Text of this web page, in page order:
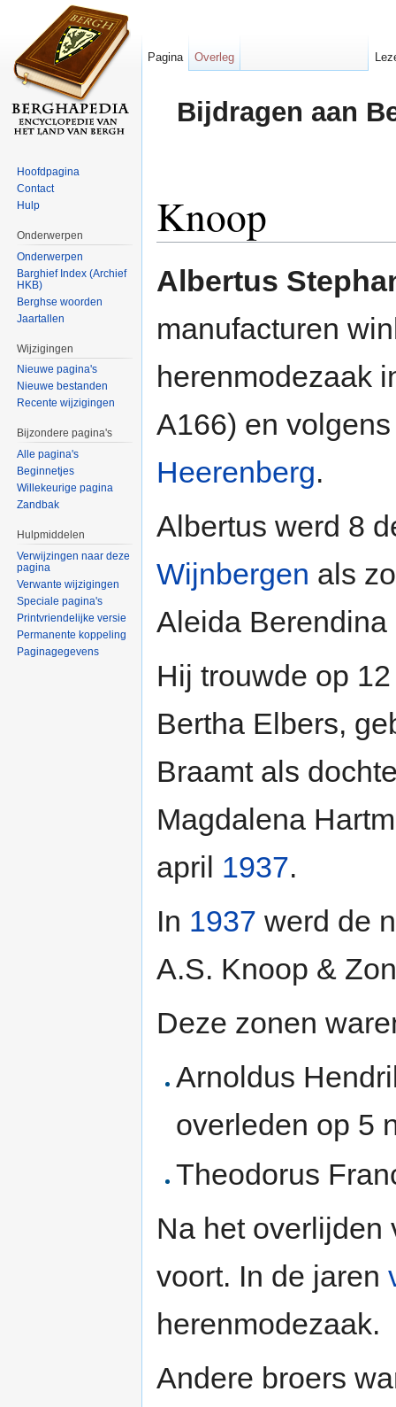
Bijdragen aan
Knoop
Albertus
manufacturen
herenmodezaak
A166) en
Heerenberg.
Albertus werd 8
Wijnbergen als
Aleida Berendina
Hij trouwde op
Bertha Elbers,
Braamt als
Magdalena
april 1937.
In 1937 werd de
A.S. Knoop &
Deze zonen
Arnoldus
overleden op 5
Theodorus
Na het
voort. In de jaren
herenmodezaak.
Andere broers
Pagina Overleg
Hoofdpagina
Contact
Hulp
Onderwerpen
Onderwerpen
Barghief Index (Archief
HKB)
Berghse woorden
Jaartallen
Wijzigingen
Nieuwe pagina's
Nieuwe bestanden
Recente wijzigingen
Bijzondere pagina's
Alle pagina's
Beginnetjes
Willekeurige pagina
Zandbak
Hulpmiddelen
Verwijzingen naar deze
pagina
Verwante wijzigingen
Speciale pagina's
Printvriendelijke versie
Permanente koppeling
Paginagegevens